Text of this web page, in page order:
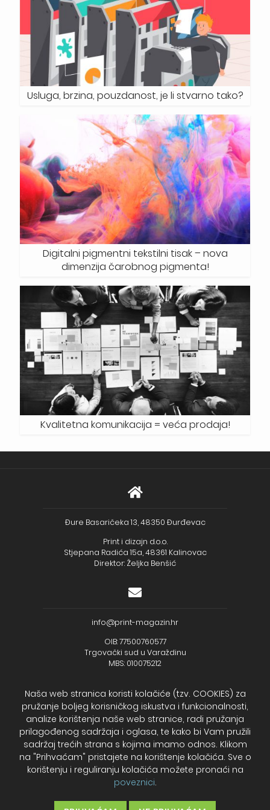
Usluga, brzina, pouzdanost, je li stvarno tako?
Digitalni pigmentni tekstilni tisak – nova
dimenzija čarobnog pigmenta!
Kvalitetna komunikacija = veća prodaja!
Đure Basaričeka 13, 48350 Đurđevac
Print i dizajn d.o.o.
Stjepana Radića 15a, 48361 Kalinovac
Direktor: Željka Benšić
info@print-magazin.hr
OIB: 77500760577
Trgovački sud u Varaždinu
MBS: 010075212
+385 (48) 733 111
Zagrebačka banka d.d.
IBAN - HR2723600001102099043
Temeljni kapital: 330.000,00kn uplaćen u cijelosti
Naša web stranica koristi kolačiće (tzv. COOKIES) za
pružanje boljeg korisničkog iskustva i funkcionalnosti,
analize korištenja naše web stranice, radi pružanja
prilagođenog sadržaja i oglasa, te kako bi Vam pružili
sadržaj trećih strana s kojima imamo odnos. Klikom
na "Prihvaćam" pristajete na korištenje kolačića. Sve o
korištenju i reguliranju kolačića možete pronaći na
poveznici.